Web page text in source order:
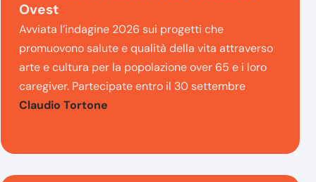
Ovest
Avviata l’indagine 2026 sui progetti che
promuovono salute e qualità della vita attraverso
arte e cultura per la popolazione over 65 e i loro
caregiver. Partecipate entro il 30 settembre
Claudio Tortone